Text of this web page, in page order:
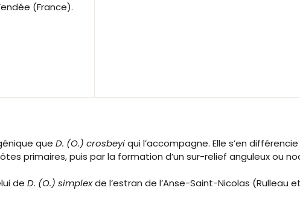
(France).
que D. (O.) crosbeyiqui l’accompagne. Elle s’en
primaires, puis par la formation d’un sur-relief anguleux ou
de D. (O.) simplexde l’estran de l’Anse-Saint-Nicolas (Rulleau